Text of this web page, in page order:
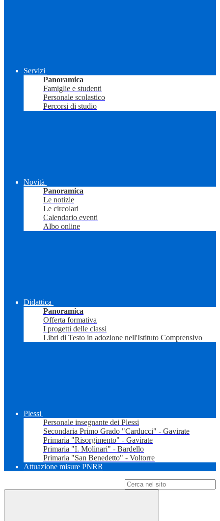
Servizi
Panoramica
Famiglie e studenti
Personale scolastico
Percorsi di studio
Novità
Panoramica
Le notizie
Le circolari
Calendario eventi
Albo online
Didattica
Panoramica
Offerta formativa
I progetti delle classi
Libri di Testo in adozione nell'Istituto Comprensivo
Plessi
Personale insegnante dei Plessi
Secondaria Primo Grado "Carducci" - Gavirate
Primaria "Risorgimento" - Gavirate
Primaria "I. Molinari" - Bardello
Primaria "San Benedetto" - Voltorre
Attuazione misure PNRR